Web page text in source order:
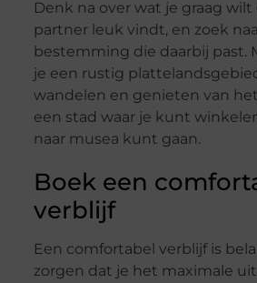
Denk na over wat je graag
partner leuk vindt, en zoek
bestemming die daarbij past.
je een rustig
wandelen en genieten van
een stad waar je kunt
naar musea kunt gaan.
Boek een
verblijf
Een comfortabel verblijf is
zorgen dat je het maximale